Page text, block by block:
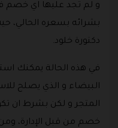
و لم تجد عليها اي خصم
بشرائه بسعره
دكتورة خلود.
في هذه الحالة يمكنك
البيضاء و الذي يصلح
المتجر و لكن بشرط ان
خصم من قبل الإدارة،